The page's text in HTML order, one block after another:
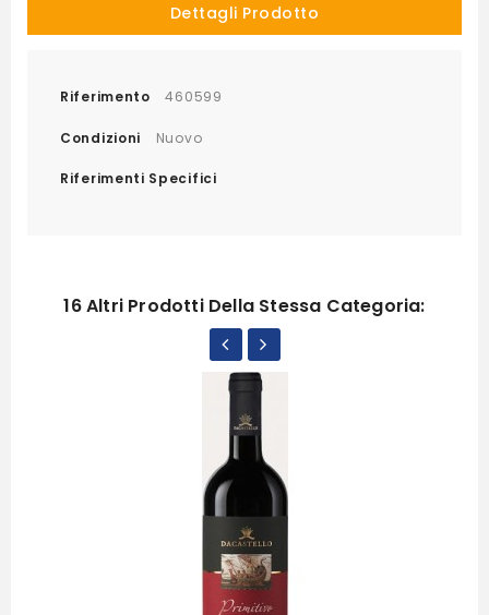
Dettagli Prodotto
Riferimento 460599
Condizioni Nuovo
Riferimenti Specifici
16 Altri Prodotti Della Stessa Categoria: